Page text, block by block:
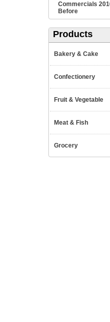
Commercials
Before
Products
Bakery & Cake
Confectionery
Fruit & Vegetable
Meat & Fish
Grocery